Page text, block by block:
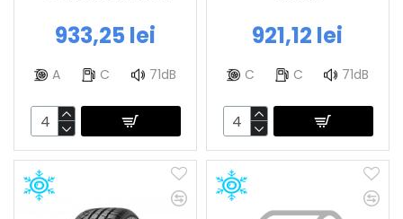
933,25 lei
A C 71dB
921,12 lei
C C 71dB